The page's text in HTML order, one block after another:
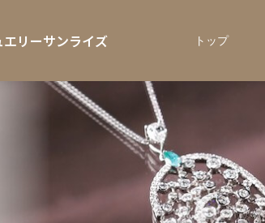
リーサンライズ トップ